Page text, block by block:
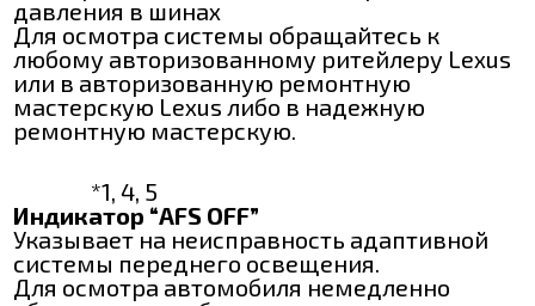
давления в шинах
Для осмотра системы обращайтесь к
любому авторизованному ритейлеру Lexus
или в авторизованную ремонтную
мастерскую Lexus либо в надежную
ремонтную мастерскую.
*1, 4, 5
Индикатор “AFS OFF”
Указывает на неисправность адаптивной
системы переднего освещения.
Для осмотра автомобиля немедленно